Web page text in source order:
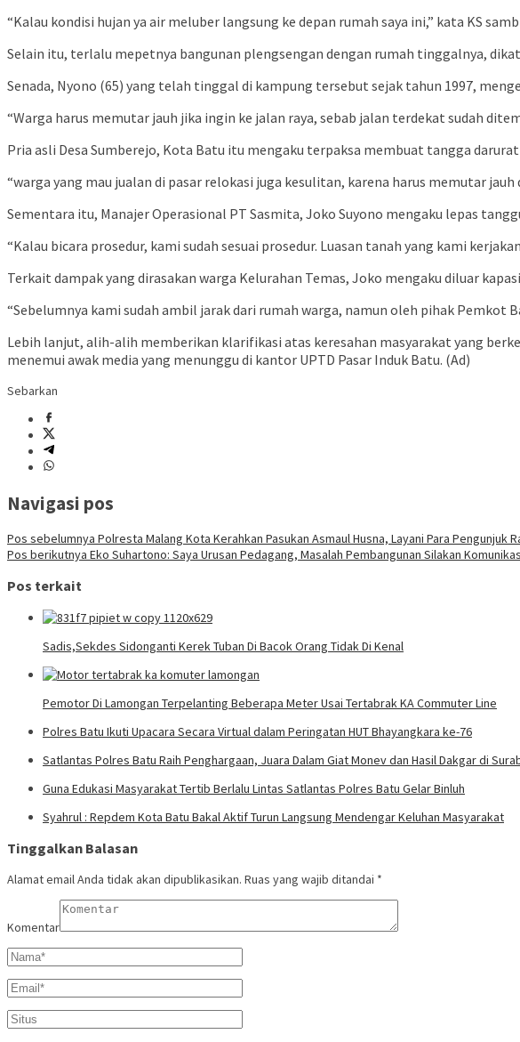
“Kalau kondisi hujan ya air meluber langsung ke depan rumah saya ini,” kata KS
Selain itu, terlalu mepetnya bangunan plengsengan dengan rumah tinggalnya,
Senada, Nyono (65) yang telah tinggal di kampung tersebut sejak tahun 1997,
“Warga harus memutar jauh jika ingin ke jalan raya, sebab jalan terdekat sudah
Pria asli Desa Sumberejo, Kota Batu itu mengaku terpaksa membuat tangga
“warga yang mau jualan di pasar relokasi juga kesulitan, karena harus memutar
Sementara itu, Manajer Operasional PT Sasmita, Joko Suyono mengaku lepas
“Kalau bicara prosedur, kami sudah sesuai prosedur. Luasan tanah yang kami
Terkait dampak yang dirasakan warga Kelurahan Temas, Joko mengaku diluar
“Sebelumnya kami sudah ambil jarak dari rumah warga, namun oleh pihak Pemkot
Lebih lanjut, alih-alih memberikan klarifikasi atas keresahan masyarakat yang
menemui awak media yang menunggu di kantor UPTD Pasar Induk Batu. (Ad)
Sebarkan
Navigasi pos
Pos sebelumnya Polresta Malang Kota Kerahkan Pasukan Asmaul Husna, Layani Para Pengunjuk
Pos berikutnya Eko Suhartono: Saya Urusan Pedagang, Masalah Pembangunan Silakan
Pos terkait
Sadis,Sekdes Sidonganti Kerek Tuban Di Bacok Orang Tidak Di Kenal
Pemotor Di Lamongan Terpelanting Beberapa Meter Usai Tertabrak KA Commuter Line
Polres Batu Ikuti Upacara Secara Virtual dalam Peringatan HUT Bhayangkara ke-76
Satlantas Polres Batu Raih Penghargaan, Juara Dalam Giat Monev dan Hasil Dakgar di
Guna Edukasi Masyarakat Tertib Berlalu Lintas Satlantas Polres Batu Gelar Binluh
Syahrul : Repdem Kota Batu Bakal Aktif Turun Langsung Mendengar Keluhan Masyarakat
Tinggalkan Balasan
Alamat email Anda tidak akan dipublikasikan. Ruas yang wajib ditandai *
Komentar